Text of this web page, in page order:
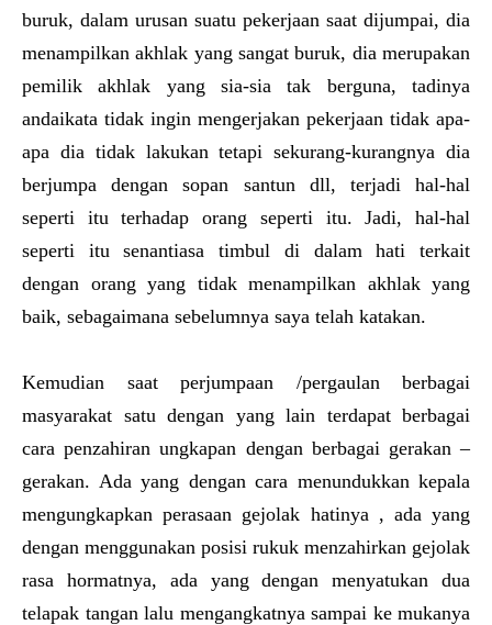
buruk, dalam urusan suatu pekerjaan saat dijumpai, dia
menampilkan akhlak yang sangat buruk, dia merupakan
pemilik akhlak yang sia-sia tak berguna, tadinya
andaikata tidak ingin mengerjakan pekerjaan tidak apa-
apa dia tidak lakukan tetapi sekurang-kurangnya dia
berjumpa dengan sopan santun dll, terjadi hal-hal
seperti itu terhadap orang seperti itu. Jadi, hal-hal
seperti itu senantiasa timbul di dalam hati terkait
dengan orang yang tidak menampilkan akhlak yang
baik, sebagaimana sebelumnya saya telah katakan.
Kemudian saat perjumpaan /pergaulan berbagai
masyarakat satu dengan yang lain terdapat berbagai
cara penzahiran ungkapan dengan berbagai gerakan –
gerakan. Ada yang dengan cara menundukkan kepala
mengungkapkan perasaan gejolak hatinya , ada yang
dengan menggunakan posisi rukuk menzahirkan gejolak
rasa hormatnya, ada yang dengan menyatukan dua
telapak tangan lalu mengangkatnya sampai ke mukanya